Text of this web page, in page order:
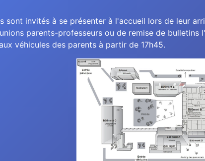
sont invités à se présenter à l'accueil lors de leur
parents-professeurs ou de remise de
véhicules des parents à partir de 17h45.